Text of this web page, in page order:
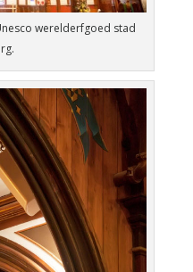
werelderfgoed stad